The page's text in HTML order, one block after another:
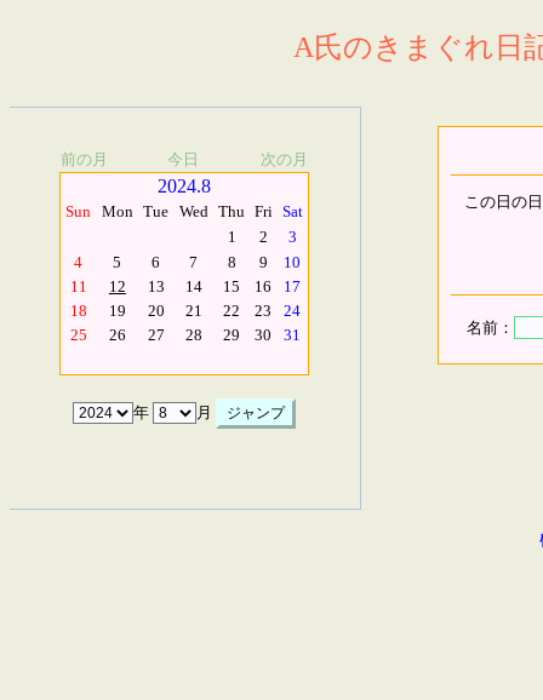
A氏のきまぐれ日
前の月 今日 次の月
2024.8
Sun Mon Tue Wed Thu Fri Sat
1
2
3
4
5 6 7 8 9
10
11
12 13 14 15 16
17
18
19 20 21 22 23
24
25
26 27 28 29 30 31
年 月
この日の
名前：